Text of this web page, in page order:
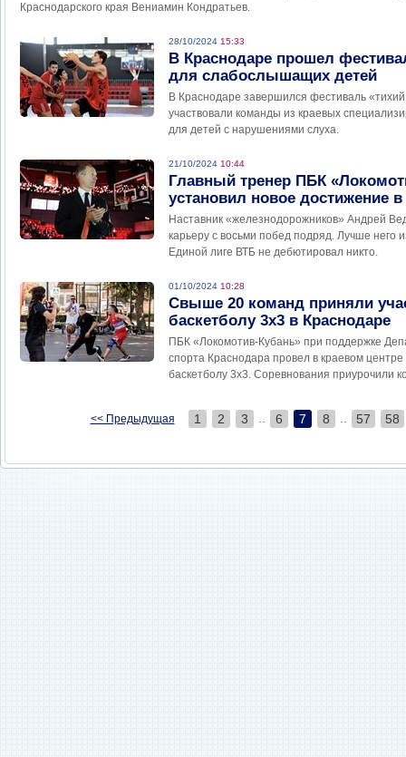
Краснодарского края Вениамин Кондратьев.
28/10/2024 15:33
В Краснодаре прошел
для слабослышащих детей
В Краснодаре завершился фестиваль
участвовали команды из краевых
для детей с нарушениями слуха.
21/10/2024 10:44
Главный тренер ПБК
установил новое достижение
Наставник «железнодорожников» Андрей
карьеру с восьми побед подряд. Лучше него
Единой лиге ВТБ не дебютировал никто.
01/10/2024 10:28
Свыше 20 команд приняли
баскетболу 3х3 в Краснодаре
ПБК «Локомотив-Кубань» при поддержке
спорта Краснодара провел в краевом
баскетболу 3х3. Соревнования приурочили
<< Предыдущая 1 2 3 6 7 8 57 58